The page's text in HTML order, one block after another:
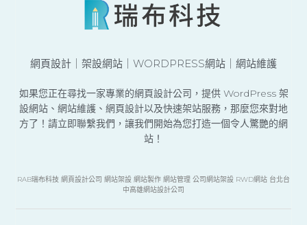
網頁設計｜架設網站｜WORDPRESS網站｜網站維護
如果您正在尋找一家專業的網頁設計公司，提供 WordPress 架
設網站、網站維護、網頁設計以及快速架站服務，那麼您來對地
方了！請立即聯繫我們，讓我們開始為您打造一個令人驚艷的網
站！
RAB瑞布科技 網頁設計公司 網站架設 網站製作 網站管理 公司網站架設 RWD網站 台北台
中高雄網站設計公司